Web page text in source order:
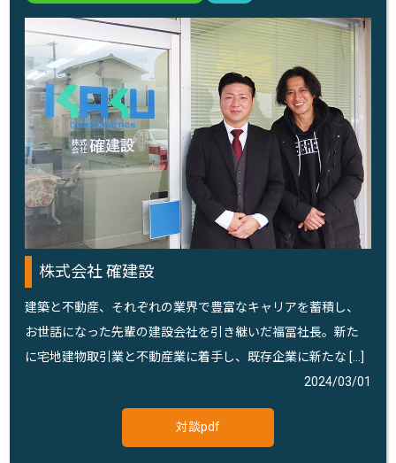
株式会社 確建設
建築と不動産、それぞれの業界で豊富なキャリアを蓄積し、
お世話になった先輩の建設会社を引き継いだ福冨社長。新た
に宅地建物取引業と不動産業に着手し、既存企業に新たな […]
2024/03/01
対談pdf